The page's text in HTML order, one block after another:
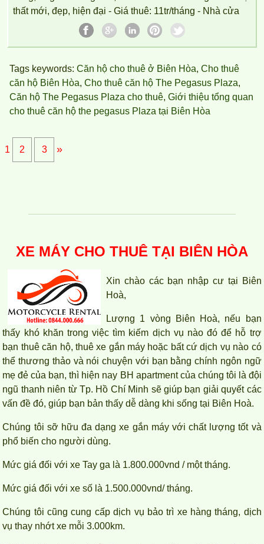
thất mới, đẹp, hiện đại - Giá thuê: 11tr/tháng - Nhà cửa
Tags keywords: Căn hộ cho thuê ở Biên Hòa, Cho thuê
căn hộ Biên Hòa, Cho thuê căn hộ The Pegasus Plaza,
Căn hộ The Pegasus Plaza cho thuê, Giới thiệu tổng quan
cho thuê căn hộ the pegasus Plaza tại Biên Hòa
1 2 3 »
XE MÁY CHO THUÊ TẠI BIÊN HÒA
Xin chào các bạn nhập cư tại Biên
Hoà,
Lượng 1 vòng Biên Hoà, nếu bạn
thấy khó khăn trong việc tìm kiếm dịch vụ nào đó để hỗ trợ
bạn thuê căn hộ, thuê xe gắn máy hoặc bất cứ dịch vụ nào có
thể thương thảo và nói chuyện với bạn bằng chính ngôn ngữ
mẹ đẻ của bạn, thì hiện nay BH apartment của chúng tôi là đội
ngũ thanh niên từ Tp. Hồ Chí Minh sẽ giúp bạn giải quyết các
vấn đề đó, giúp bạn bản thấy dễ dàng khi sống tại Biên Hoà.
Chúng tôi sỡ hữu đa dạng xe gắn máy với chất lượng tốt và
phổ biến cho người dùng.
Mức giá đối với xe Tay ga là 1.800.000vnd / một tháng.
Mức giá đối với xe số là 1.500.000vnd/ tháng.
Chúng tôi cũng cung cấp dịch vụ bảo trì xe hàng tháng, dịch
vụ thay nhớt xe mỗi 3.000km.
CHO THUÊ CĂN HỘ TOPAZ TWINS 77M2 12TR/THÁNG
Cho thuê căn hộ 2PN, 2WC, 77m2 tại Topaz Twins, 13,5 triệu